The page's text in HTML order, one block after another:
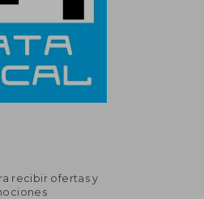
recibir ofertas y